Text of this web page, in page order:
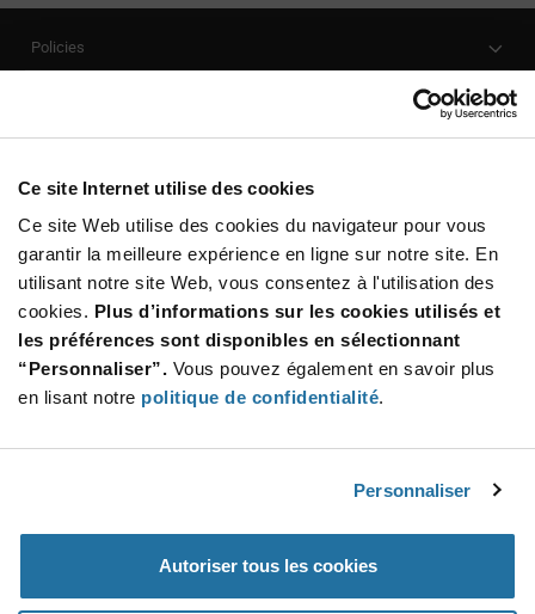
Ce site Internet utilise des cookies
Ce site Web utilise des cookies du navigateur pour vous
garantir la meilleure expérience en ligne sur notre site. En
utilisant notre site Web, vous consentez à l'utilisation des
cookies. Plus d’informations sur les cookies utilisés et
les préférences sont disponibles en sélectionnant
“Personnaliser”. Vous pouvez également en savoir plus
en lisant notre politique de confidentialité.
Personnaliser
Autoriser tous les cookies
Policies
Customer Care
Stay Connected!
SUBSCRIBE TO OUR NEWSLETTER
Be at the Forefront of New Technology Innovations
subscribe
button
SUBSCRIBE
Terms & Conditions|Terms of Use|Accessibility